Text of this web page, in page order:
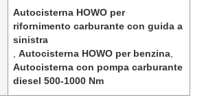
serbatoi
Autocisterna HOWO per
rifornimento carburante con guida a
sinistra
,Autocisterna HOWO per benzina
Autocisterna con pompa carburante
diesel 500-1000 Nm